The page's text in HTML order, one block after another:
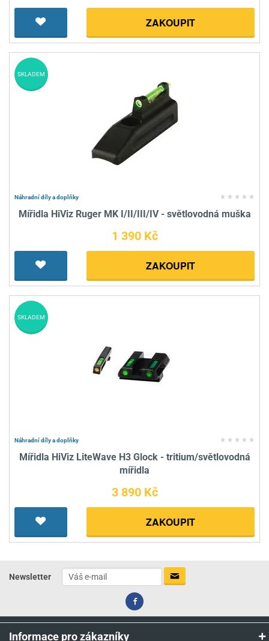
ZAKOUPIT
Náhradní díly a doplňky
Mířidla HiViz Ruger MK I/II/III/IV - světlovodná muška
1 390 Kč
ZAKOUPIT
SKLADEM
Náhradní díly a doplňky
Mířidla HiViz LiteWave H3 Glock - tritium/světlovodná
mířidla
3 890 Kč
ZAKOUPIT
SKLADEM
Newsletter
Informace pro zákazníky